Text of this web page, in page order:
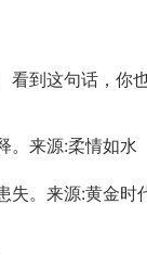
看到这句话，你
。来源:柔情如水
失。来源:黄金时